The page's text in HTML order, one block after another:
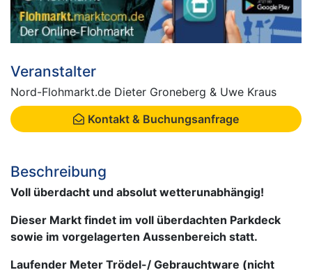
Veranstalter
Nord-Flohmarkt.de Dieter Groneberg & Uwe Kraus
Kontakt & Buchungsanfrage
Beschreibung
Voll überdacht und absolut wetterunabhängig!
Dieser Markt findet im voll überdachten Parkdeck
sowie im vorgelagerten Aussenbereich statt.
Laufender Meter Trödel-/ Gebrauchtware (nicht